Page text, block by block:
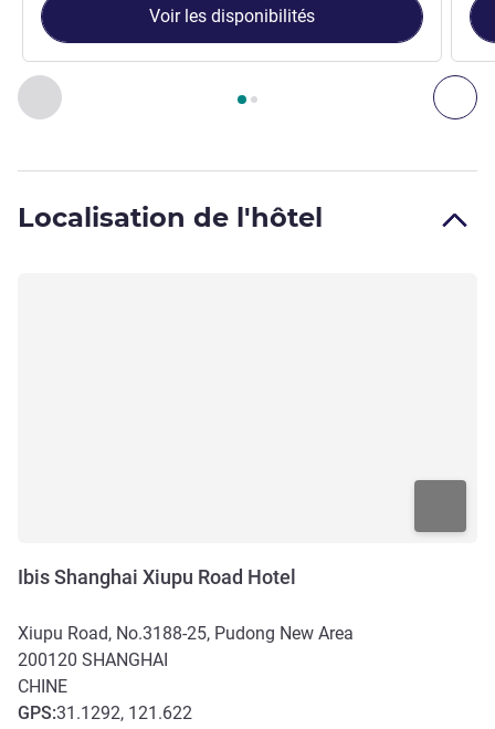
Précédent - Chambre
Page , Chambre 1 : Chambre double , Chambre 2 :
Voir les disponibilités
Localisation de l'hôtel
Ibis Shanghai Xiupu Road Hotel
Xiupu Road, No.3188-25, Pudong New Area
200120 SHANGHAI
CHINE
GPS:31.1292, 121.622